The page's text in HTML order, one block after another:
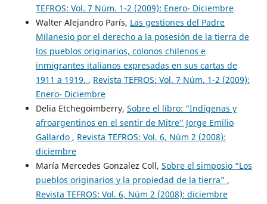
TEFROS: Vol. 7 Núm. 1-2 (2009): Enero- Diciembre
Walter Alejandro París, Las gestiones del Padre
Milanesio por el derecho a la posesión de la tierra de
los pueblos originarios, colonos chilenos e
inmigrantes italianos expresadas en sus cartas de
1911 a 1919. , Revista TEFROS: Vol. 7 Núm. 1-2 (2009):
Enero- Diciembre
Delia Etchegoimberry, Sobre el libro: “Indígenas y
afroargentinos en el sentir de Mitre” Jorge Emilio
Gallardo , Revista TEFROS: Vol. 6, Núm 2 (2008):
diciembre
María Mercedes Gonzalez Coll, Sobre el simposio “Los
pueblos originarios y la propiedad de la tierra” ,
Revista TEFROS: Vol. 6, Núm 2 (2008): diciembre